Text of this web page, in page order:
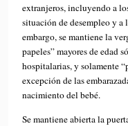
extranjeros, incluyendo a
situación de desempleo y a
embargo, se mantiene la
papeles” mayores de edad
hospitalarias, y solamente
excepción de las
nacimiento del bebé.
Se mantiene abierta la